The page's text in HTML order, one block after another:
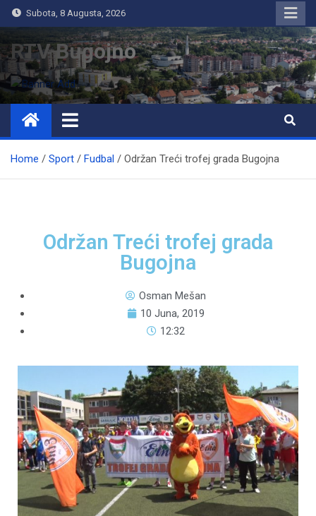
Subota, 8 Augusta, 2026
RTV Bugojno
Home Sport Fudbal Održan Treći trofej grada Bugojna
Održan Treći trofej grada
Bugojna
Osman Mešan
10 Juna, 2019
12:32